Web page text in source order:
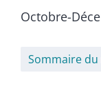
Octobre-
Sommaire